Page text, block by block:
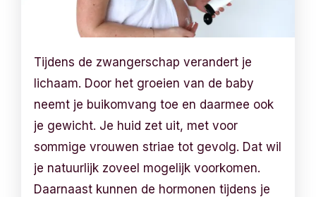
Tijdens de zwangerschap verandert je
lichaam. Door het groeien van de baby
neemt je buikomvang toe en daarmee ook
je gewicht. Je huid zet uit, met voor
sommige vrouwen striae tot gevolg. Dat wil
je natuurlijk zoveel mogelijk voorkomen.
Daarnaast kunnen de hormonen tijdens je